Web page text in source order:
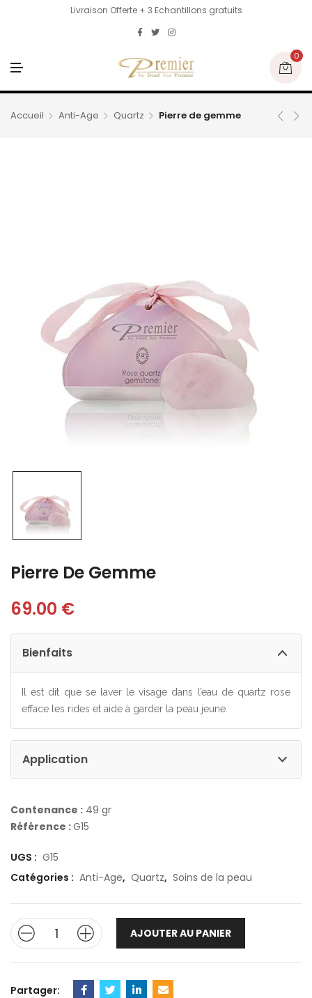
Livraison Offerte + 3 Echantillons gratuits
N
U
0
Accueil Anti-Age Quartz Pierre de gemme
Pierre De Gemme
69.00 €
Bienfaits
Il est dit que se laver le visage dans l’eau de quartz rose
efface les rides et aide à garder la peau jeune.
Application
Contenance : 49 gr
Référence :G15
UGS : G15
Catégories : Anti-Age, Quartz, Soins de la peau
AJOUTER AU PANIER
Partager: